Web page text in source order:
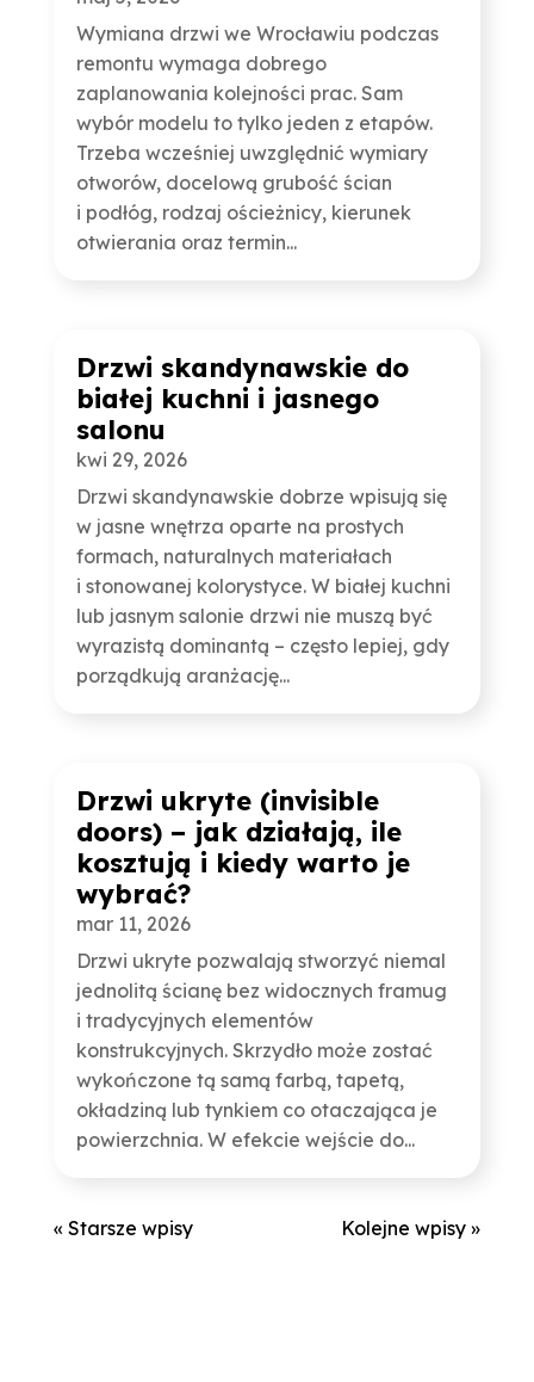
Wymiana drzwi we Wrocławiu podczas
remontu wymaga dobrego
zaplanowania kolejności prac. Sam
wybór modelu to tylko jeden z etapów.
Trzeba wcześniej uwzględnić wymiary
otworów, docelową grubość ścian
i podłóg, rodzaj ościeżnicy, kierunek
otwierania oraz termin...
Drzwi skandynawskie do
białej kuchni i jasnego
salonu
kwi 29, 2026
Drzwi skandynawskie dobrze wpisują się
w jasne wnętrza oparte na prostych
formach, naturalnych materiałach
i stonowanej kolorystyce. W białej kuchni
lub jasnym salonie drzwi nie muszą być
wyrazistą dominantą – często lepiej, gdy
porządkują aranżację...
Drzwi ukryte (invisible
doors) – jak działają, ile
kosztują i kiedy warto je
wybrać?
mar 11, 2026
Drzwi ukryte pozwalają stworzyć niemal
jednolitą ścianę bez widocznych framug
i tradycyjnych elementów
konstrukcyjnych. Skrzydło może zostać
wykończone tą samą farbą, tapetą,
okładziną lub tynkiem co otaczająca je
powierzchnia. W efekcie wejście do...
« Starsze wpisy Kolejne wpisy »